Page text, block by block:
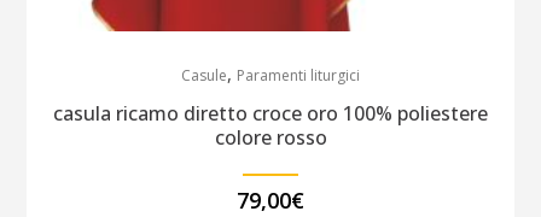
Casule, Paramenti liturgici
casula ricamo diretto croce oro 100% poliestere
colore rosso
79,00€